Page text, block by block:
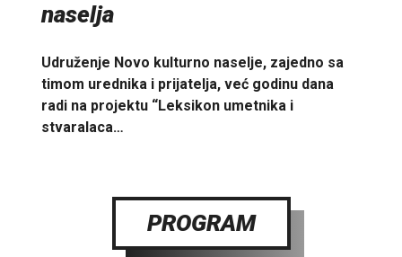
naselja
Udruženje Novo kulturno naselje, zajedno sa
timom urednika i prijatelja, već godinu dana
radi na projektu “Leksikon umetnika i
stvaralaca…
PROGRAM